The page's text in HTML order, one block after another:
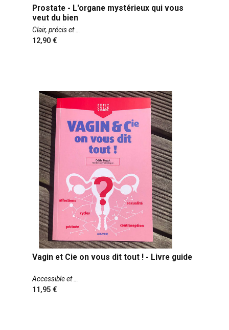
Prostate - L'organe mystérieux qui vous
veut du bien
Clair, précis et
12,90
Vagin et Cie on vous dit tout ! - Livre guide
Accessible et
11,95